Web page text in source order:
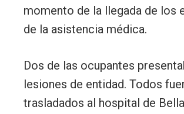
momento de la llegada de los
de la asistencia médica.
Dos de las ocupantes
lesiones de entidad. Todos
trasladados al hospital de